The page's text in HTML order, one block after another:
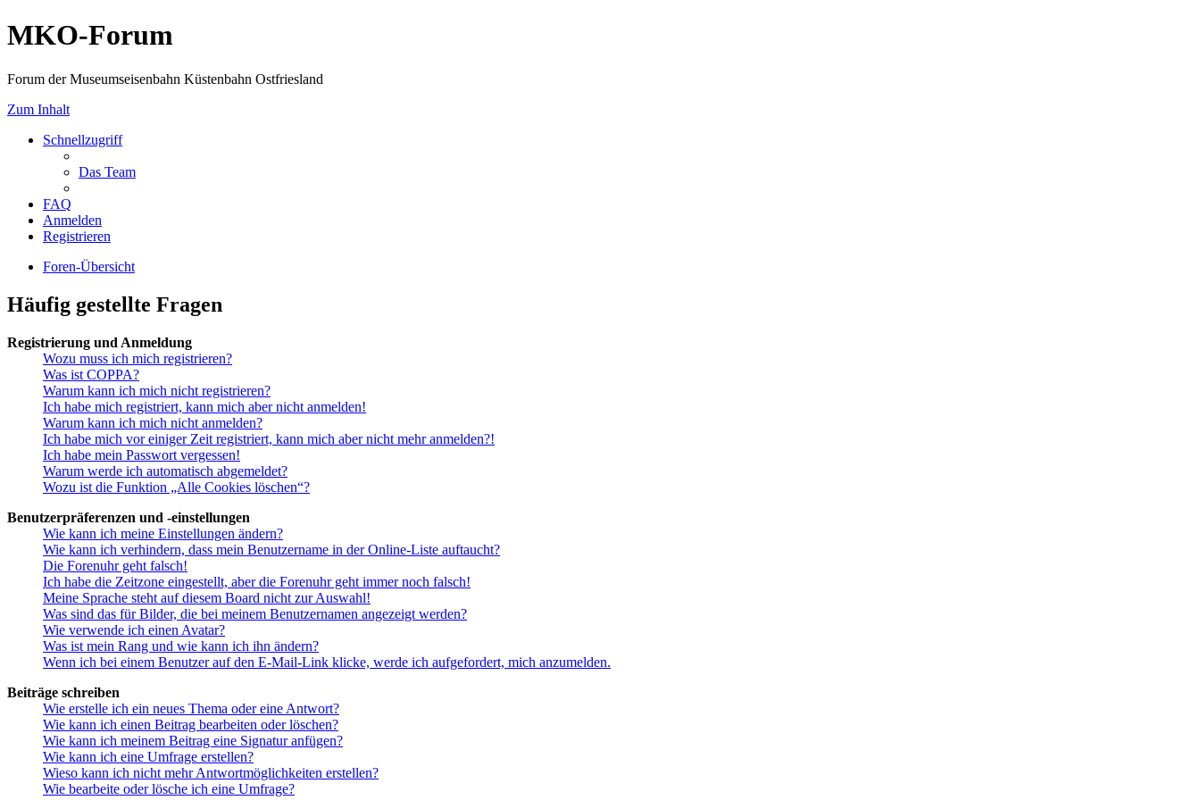
MKO-Forum
Forum der Museumseisenbahn Küstenbahn Ostfriesland
Zum Inhalt
Schnellzugriff
Das Team
FAQ
Anmelden
Registrieren
Foren-Übersicht
Häufig gestellte Fragen
Registrierung und Anmeldung
Wozu muss ich mich registrieren?
Was ist COPPA?
Warum kann ich mich nicht registrieren?
Ich habe mich registriert, kann mich aber nicht anmelden!
Warum kann ich mich nicht anmelden?
Ich habe mich vor einiger Zeit registriert, kann mich aber nicht mehr anmelden?!
Ich habe mein Passwort vergessen!
Warum werde ich automatisch abgemeldet?
Wozu ist die Funktion „Alle Cookies löschen“?
Benutzerpräferenzen und -einstellungen
Wie kann ich meine Einstellungen ändern?
Wie kann ich verhindern, dass mein Benutzername in der Online-Liste auftaucht?
Die Forenuhr geht falsch!
Ich habe die Zeitzone eingestellt, aber die Forenuhr geht immer noch falsch!
Meine Sprache steht auf diesem Board nicht zur Auswahl!
Was sind das für Bilder, die bei meinem Benutzernamen angezeigt werden?
Wie verwende ich einen Avatar?
Was ist mein Rang und wie kann ich ihn ändern?
Wenn ich bei einem Benutzer auf den E-Mail-Link klicke, werde ich aufgefordert, mich anzumelden.
Beiträge schreiben
Wie erstelle ich ein neues Thema oder eine Antwort?
Wie kann ich einen Beitrag bearbeiten oder löschen?
Wie kann ich meinem Beitrag eine Signatur anfügen?
Wie kann ich eine Umfrage erstellen?
Wieso kann ich nicht mehr Antwortmöglichkeiten erstellen?
Wie bearbeite oder lösche ich eine Umfrage?